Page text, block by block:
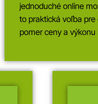
jednoduché online
to praktická voľba
pomer ceny a